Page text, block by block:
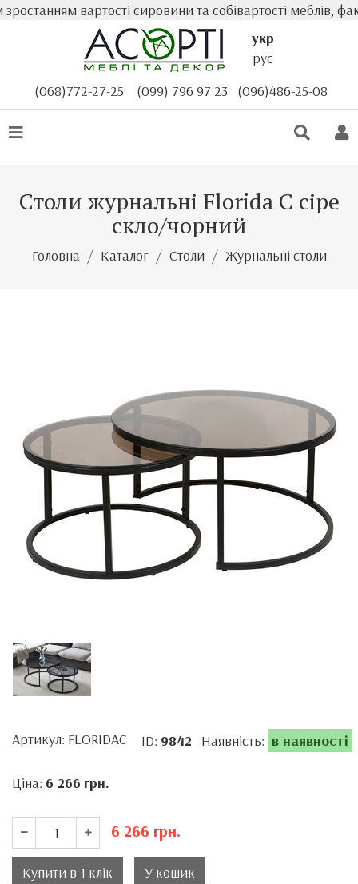
вартості сировини та собівартості меблів,
укр
рус
(068)772-27-25
(099) 796 97 23 (096)486-25-08
Столи журнальні Florida С сіре
скло/чорний
Головна Каталог Столи Журнальні столи
ID: 9842 Наявність: в наявності
Артикул: FLORIDAС
Ціна: 6 266 грн.
6 266 грн.
Купити в 1 клік У кошик